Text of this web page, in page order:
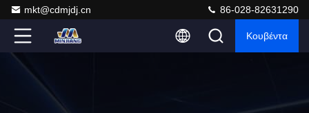
mkt@cdmjdj.cn 86-028-82631290
Κουβέντα